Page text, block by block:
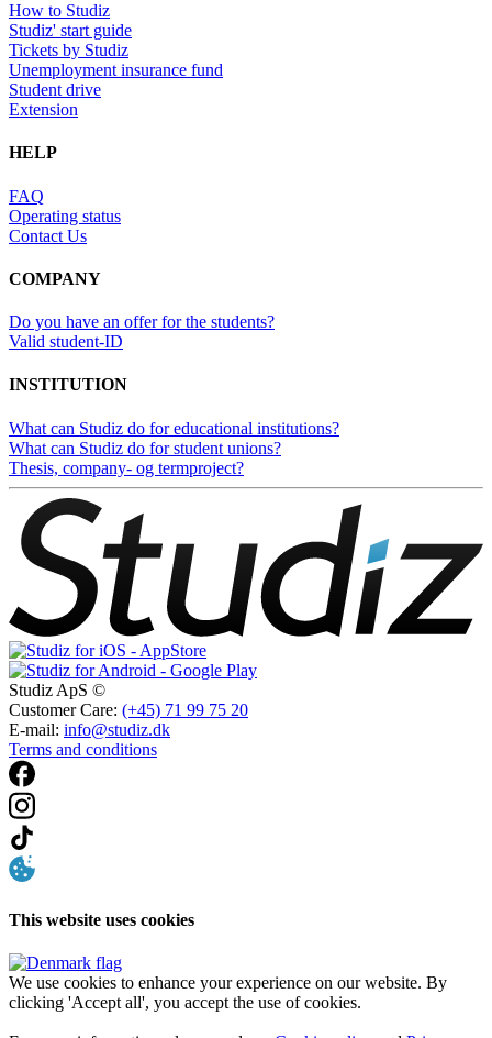
How to Studiz
Studiz' start guide
Tickets by Studiz
Unemployment insurance fund
Student drive
Extension
HELP
FAQ
Operating status
Contact Us
COMPANY
Do you have an offer for the students?
Valid student-ID
INSTITUTION
What can Studiz do for educational institutions?
What can Studiz do for student unions?
Thesis, company- og termproject?
Studiz ApS ©
Customer Care: (+45) 71 99 75 20
E-mail: info@studiz.dk
Terms and conditions
This website uses cookies
We use cookies to enhance your experience on our website. By
clicking 'Accept all', you accept the use of cookies.